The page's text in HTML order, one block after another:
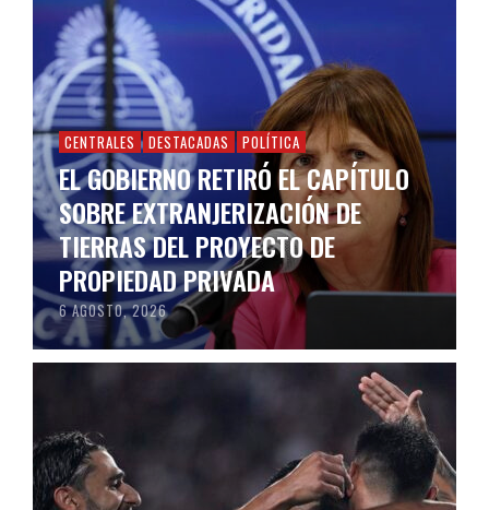
CENTRALES DESTACADAS POLÍTICA
EL GOBIERNO RETIRÓ EL CAPÍTULO
SOBRE EXTRANJERIZACIÓN DE
TIERRAS DEL PROYECTO DE
PROPIEDAD PRIVADA
6 AGOSTO, 2026